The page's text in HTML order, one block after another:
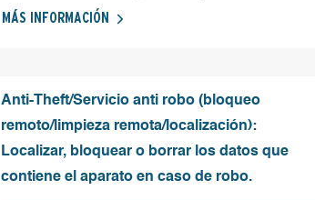
MÁS INFORMACIÓN
Anti-Theft/Servicio anti robo (bloqueo
remoto/limpieza remota/localización):
Localizar, bloquear o borrar los datos que
contiene el aparato en caso de robo.